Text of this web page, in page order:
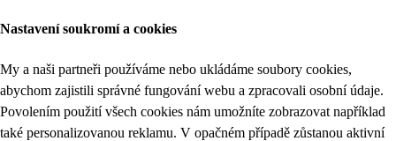
Nastavení soukromí a cookies
My a naši partneři používáme nebo ukládáme soubory cookies,
abychom zajistili správné fungování webu a zpracovali osobní údaje.
Povolením použití všech cookies nám umožníte zobrazovat například
také personalizovanou reklamu. V opačném případě zůstanou aktivní